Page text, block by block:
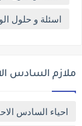
اسئلة و حلول الوزاري
ملازم السادس
احياء السادس